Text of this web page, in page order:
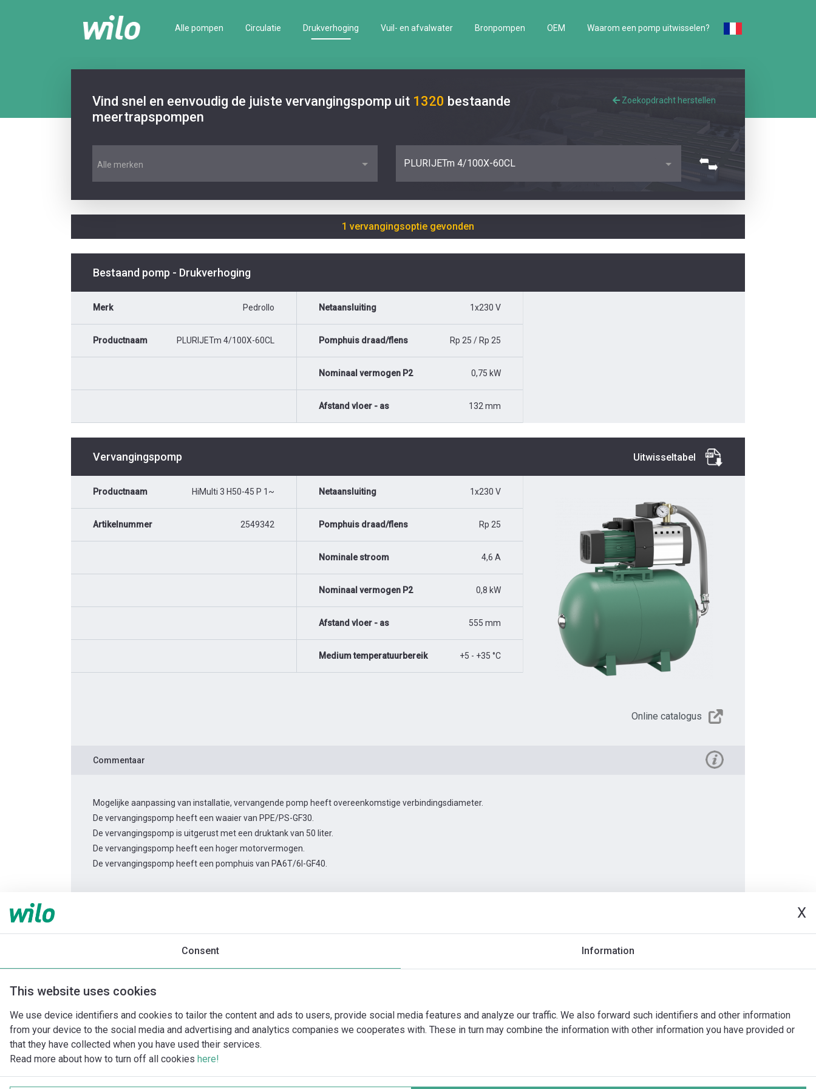
X
Consent Information
This website uses cookies
We use device identifiers and cookies to tailor the content and ads to users, provide social media features and analyze our traffic. We also forward such identifiers and other information
from your device to the social media and advertising and analytics companies we cooperates with. These in turn may combine the information with other information you have provided or
that they have collected when you have used their services.
Read more about how to turn off all cookies here!
Alle pompen Circulatie Drukverhoging Vuil- en afvalwater Bronpompen OEM Waarom een pomp uitwisselen?
Vind snel en eenvoudig de juiste vervangingspomp uit 1320 bestaande
meertrapspompen
Zoekopdracht herstellen
Alle merken PLURIJETm 4/100X-60CL
1 vervangingsoptie gevonden
Bestaand pomp - Drukverhoging
Merk Pedrollo
Productnaam PLURIJETm 4/100X-60CL
Netaansluiting 1x230 V
Pomphuis draad/flens Rp 25 / Rp 25
Nominaal vermogen P2 0,75 kW
Afstand vloer - as 132 mm
Vervangingspomp Uitwisseltabel
Productnaam HiMulti 3 H50-45 P 1~
Artikelnummer 2549342
Netaansluiting 1x230 V
Pomphuis draad/flens Rp 25
Nominale stroom 4,6 A
Nominaal vermogen P2 0,8 kW
Afstand vloer - as 555 mm
Medium temperatuurbereik +5 - +35 °C
Online catalogus
Commentaar
Mogelijke aanpassing van installatie, vervangende pomp heeft overeenkomstige verbindingsdiameter.
De vervangingspomp heeft een waaier van PPE/PS-GF30.
De vervangingspomp is uitgerust met een druktank van 50 liter.
De vervangingspomp heeft een hoger motorvermogen.
De vervangingspomp heeft een pomphuis van PA6T/6I-GF40.